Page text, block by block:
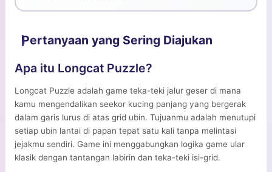
Pertanyaan yang Sering Diajukan
Apa itu Longcat Puzzle?
Longcat Puzzle adalah game teka-teki jalur geser di mana
kamu mengendalikan seekor kucing panjang yang bergerak
dalam garis lurus di atas grid ubin. Tujuanmu adalah menutupi
setiap ubin lantai di papan tepat satu kali tanpa melintasi
jejakmu sendiri. Game ini menggabungkan logika game ular
klasik dengan tantangan labirin dan teka-teki isi-grid.